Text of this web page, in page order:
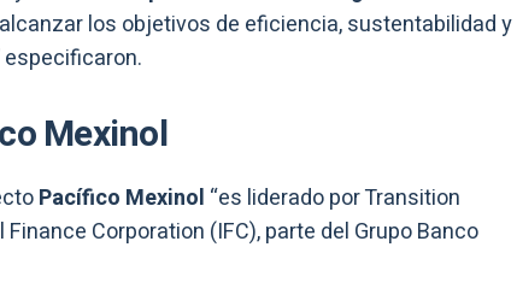
los objetivos de eficiencia, sustentabilidad y
Mexinol
Pacífico Mexinol “es liderado por Transition
Corporation (IFC), parte del Grupo Banco